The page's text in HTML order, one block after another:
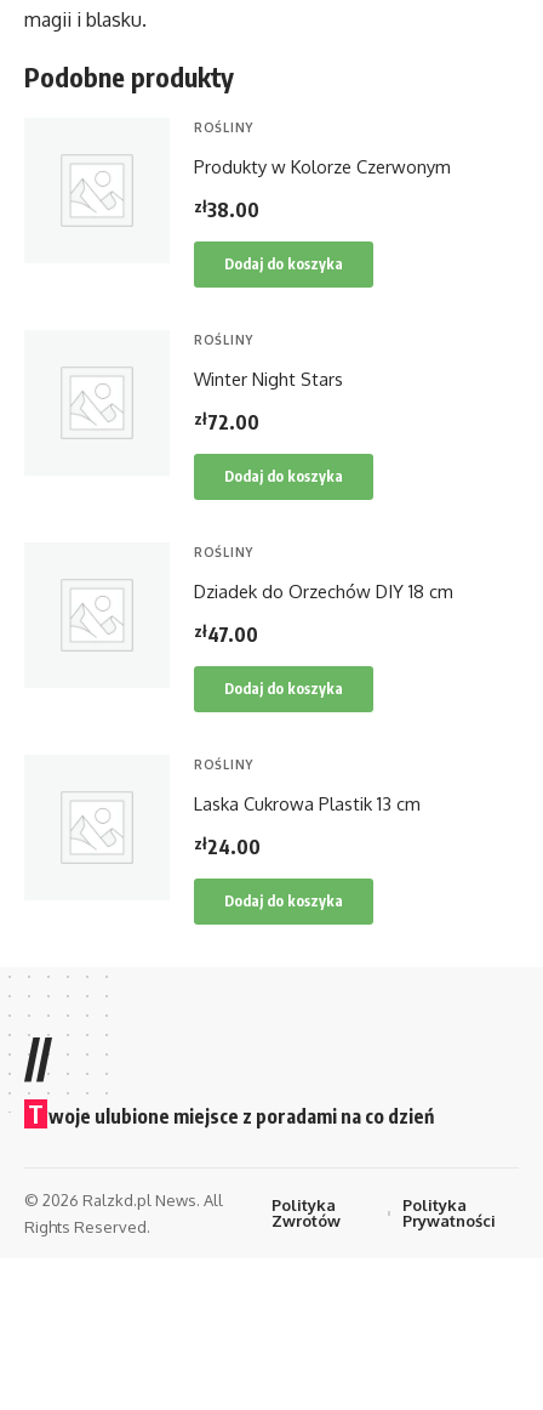
magii i blasku.
Podobne produkty
ROŚLINY
Produkty w Kolorze Czerwonym
zł38.00
Dodaj do koszyka
ROŚLINY
Winter Night Stars
zł72.00
Dodaj do koszyka
ROŚLINY
Dziadek do Orzechów DIY 18 cm
zł47.00
Dodaj do koszyka
ROŚLINY
Laska Cukrowa Plastik 13 cm
zł24.00
Dodaj do koszyka
//
T woje ulubione miejsce z poradami na co dzień
© 2026 Ralzkd.pl News. All
Rights Reserved.
Polityka
Zwrotów
Polityka
Prywatności